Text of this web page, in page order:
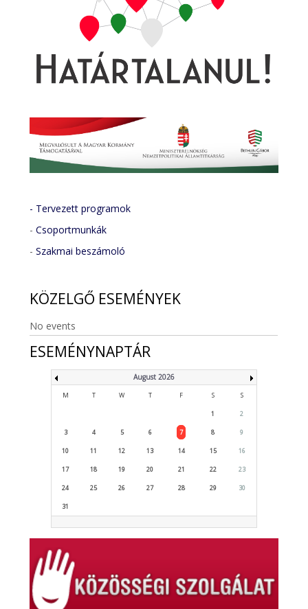
- Tervezett programok
-Csoportmunkák
-Szakmai beszámoló
KÖZELGŐ ESEMÉNYEK
No events
ESEMÉNYNAPTÁR
August 2026
M T W T F S S
1 2
3 4 5 6 7 8 9
10 11 12 13 14 15 16
17 18 19 20 21 22 23
24 25 26 27 28 29 30
31